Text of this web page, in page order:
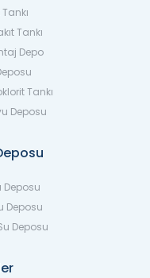
Tankı
Depo
Tankı
Deposu
Deposu
Deposu
Deposu